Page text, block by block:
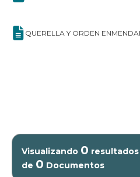
QUERELLA Y ORDEN
Visualizando 0 resultados
de 0 Documentos